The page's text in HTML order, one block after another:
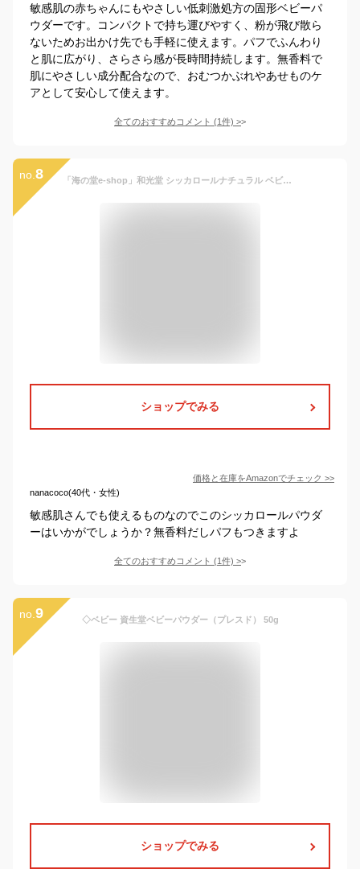
敏感肌の赤ちゃんにもやさしい低刺激処方の固形ベビーパ
ウダーです。コンパクトで持ち運びやすく、粉が飛び散ら
ないためお出かけ先でも手軽に使えます。パフでふんわり
と肌に広がり、さらさら感が長時間持続します。無香料で
肌にやさしい成分配合なので、おむつかぶれやあせものケ
アとして安心して使えます。
全てのおすすめコメント (1件) >
no. 8 「海の堂e-shop」和光堂 シッカロールナチュラル ベビーパウダー 無香料敏感肌用１４０ｇ (敏感肌用)
ショップでみる
価格と在庫をAmazonでチェック >>
nanacoco(40代・女性)
敏感肌さんでも使えるものなのでこのシッカロールパウダ
ーはいかがでしょうか？無香料だしパフもつきますよ
全てのおすすめコメント (1件) >
no. 9 ◇ベビー 資生堂ベビーパウダー（プレスド） 50g
ショップでみる